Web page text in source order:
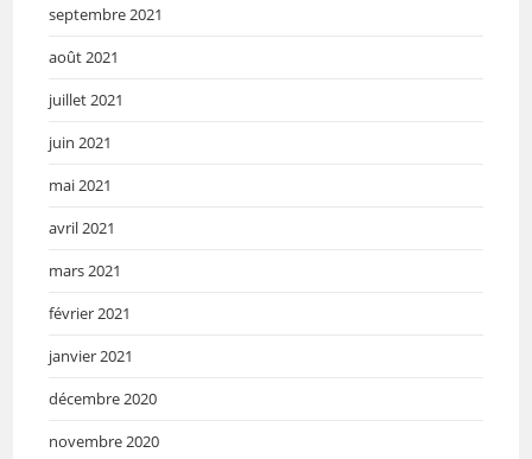
septembre 2021
août 2021
juillet 2021
juin 2021
mai 2021
avril 2021
mars 2021
février 2021
janvier 2021
décembre 2020
novembre 2020